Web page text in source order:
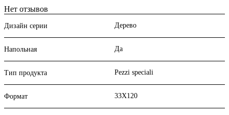
Нет отзывов
Дизайн серии Дерево
Напольная Да
Тип продукта Pezzi speciali
Формат 33X120